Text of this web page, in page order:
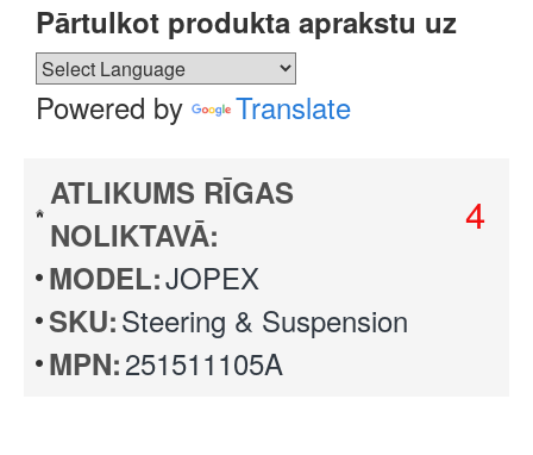
Pārtulkot produkta aprakstu uz
Powered by Translate
ATLIKUMS RĪGAS
NOLIKTAVĀ:
4
MODEL:JOPEX
SKU:Steering & Suspension
MPN:251511105A